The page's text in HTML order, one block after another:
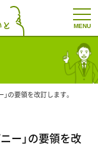
t
o
g
g
l
e
n
a
の要領を改訂します。
ー」の要領を改